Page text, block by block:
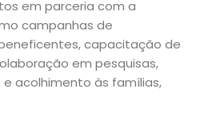
em parceria com a
campanhas de
capacitação de
em pesquisas,
acolhimento às famílias,